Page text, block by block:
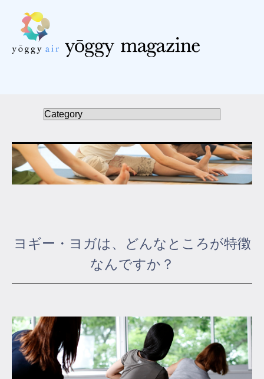
インストラクター一覧
FAQ / お問い合わせ
yoggy mommy
ログイン
会員規約について
ヨギー・ヨガは、どんなところが特徴
なんですか？